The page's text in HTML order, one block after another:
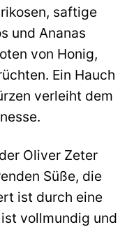
saftige
und Ananas
von Honig,
Ein Hauch
verleiht dem
Oliver Zeter
Süße, die
ist durch eine
vollmundig und